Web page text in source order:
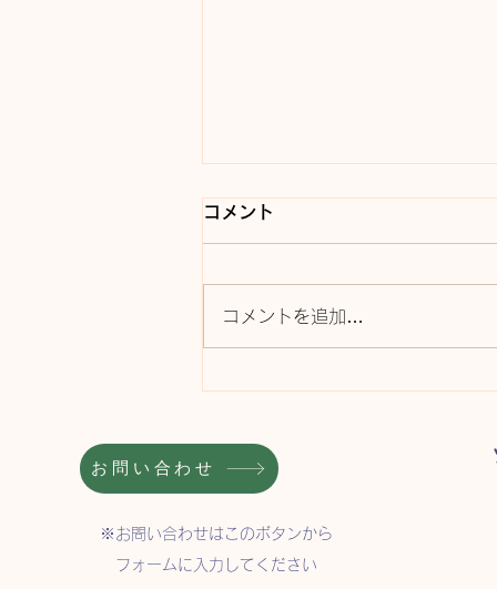
レッスンレポート#48 お話
コメント
コメントを追加…
お問い合わせ
​※お問い合わせはこのボタンから
フォームに入力してください